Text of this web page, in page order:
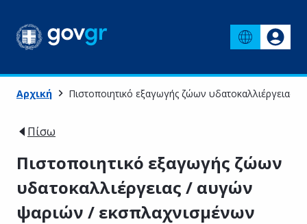
Αρχική Πιστοποιητικό εξαγωγής ζώων
Πίσω
Πιστοποιητικό εξαγωγής ζώων
υδατοκαλλιέργειας / αυγών
ψαριών / εκσπλαχνισμένων